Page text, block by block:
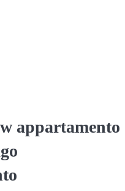
appartamento